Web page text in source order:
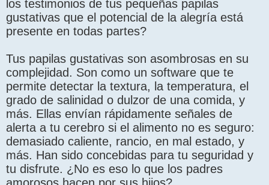
los testimonios de tus pequeñas papilas
gustativas que el potencial de la alegría está
presente en todas partes?
Tus papilas gustativas son asombrosas en su
complejidad. Son como un software que te
permite detectar la textura, la temperatura, el
grado de salinidad o dulzor de una comida, y
más. Ellas envían rápidamente señales de
alerta a tu cerebro si el alimento no es seguro:
demasiado caliente, rancio, en mal estado, y
más. Han sido concebidas para tu seguridad y
tu disfrute. ¿No es eso lo que los padres